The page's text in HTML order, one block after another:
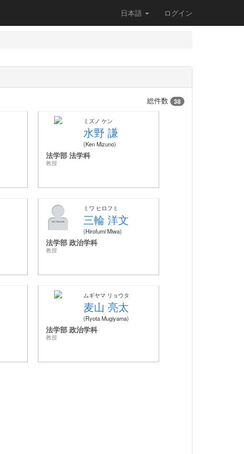
日本語 ログイン
総件数 38
ミズノ ケン
水野 謙
Ken Mizuno
法学部 法学科
教授
ミワ ヒロフミ
三輪 洋文
Hirofumi Miwa
法学部 政治学科
教授
ムギヤマ リョウタ
麦山 亮太
Ryota Mugiyama
法学部 政治学科
教授